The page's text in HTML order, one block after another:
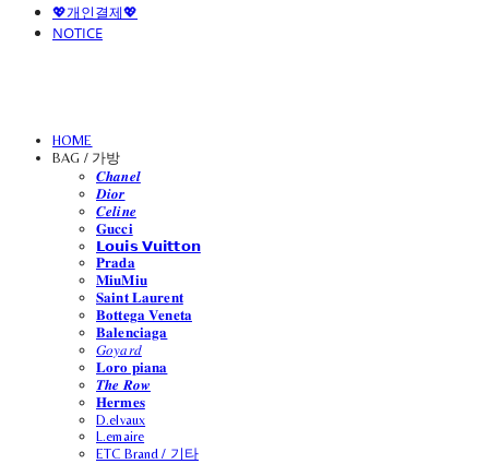
💖개인결제💖
NOTICE
HOME
BAG / 가방
𝑪𝒉𝒂𝒏𝒆𝒍
𝑫𝒊𝒐𝒓
𝑪𝒆𝒍𝒊𝒏𝒆
𝐆𝐮𝐜𝐜𝐢
𝗟𝗼𝘂𝗶𝘀 𝗩𝘂𝗶𝘁𝘁𝗼𝗻
𝐏𝐫𝐚𝐝𝐚
𝐌𝐢𝐮𝐌𝐢𝐮
𝐒𝐚𝐢𝐧𝐭 𝐋𝐚𝐮𝐫𝐞𝐧𝐭
𝐁𝐨𝐭𝐭𝐞𝐠𝐚 𝐕𝐞𝐧𝐞𝐭𝐚
𝐁𝐚𝐥𝐞𝐧𝐜𝐢𝐚𝐠𝐚
𝐺𝑜𝑦𝑎𝑟𝑑
𝐋𝐨𝐫𝐨 𝐩𝐢𝐚𝐧𝐚
𝑻𝒉𝒆 𝑹𝒐𝒘
𝐇𝐞𝐫𝐦𝐞𝐬
D.elvaux
L.emaire
ETC Brand / 기타